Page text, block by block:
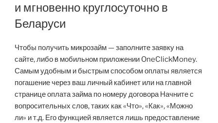
и мгновенно круглосуточно в
Беларуси
Чтобы получить микрозайм — заполните заявку на
сайте, либо в мобильном приложении OneClickMoney.
Самым удобным и быстрым способом оплаты является
погашение через ваш личный кабинет или на главной
странице оплата займа по номеру договора Начните с
вопросительных слов, таких как «Что», «Как», «Можно
ли» и т.д. Его функцией является лишь предоставление